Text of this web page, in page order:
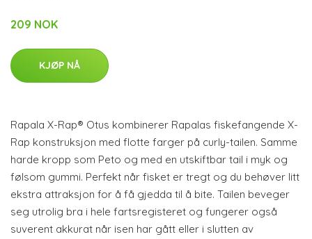
209 NOK
KJØP NÅ
Rapala X-Rap® Otus kombinerer Rapalas fiskefangende X-
Rap konstruksjon med flotte farger på curly-tailen. Samme
harde kropp som Peto og med en utskiftbar tail i myk og
følsom gummi. Perfekt når fisket er tregt og du behøver litt
ekstra attraksjon for å få gjedda til å bite. Tailen beveger
seg utrolig bra i hele fartsregisteret og fungerer også
suverent akkurat når isen har gått eller i slutten av